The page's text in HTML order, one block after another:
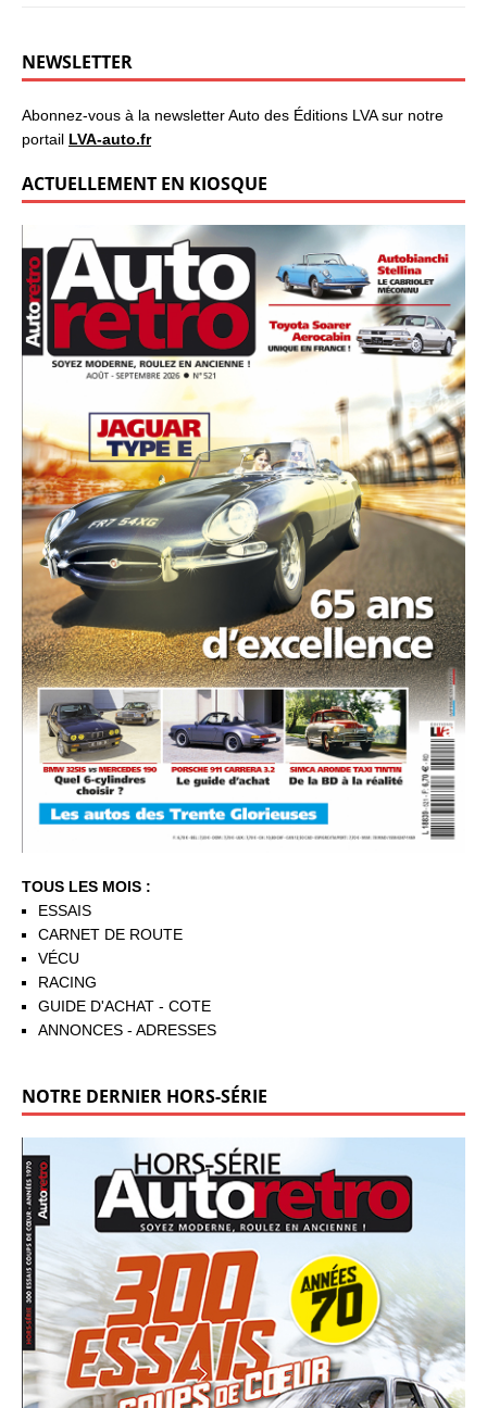
NEWSLETTER
Abonnez-vous à la newsletter Auto des Éditions LVA sur notre
portail LVA-auto.fr
ACTUELLEMENT EN KIOSQUE
TOUS LES MOIS :
ESSAIS
CARNET DE ROUTE
VÉCU
RACING
GUIDE D'ACHAT - COTE
ANNONCES - ADRESSES
NOTRE DERNIER HORS-SÉRIE